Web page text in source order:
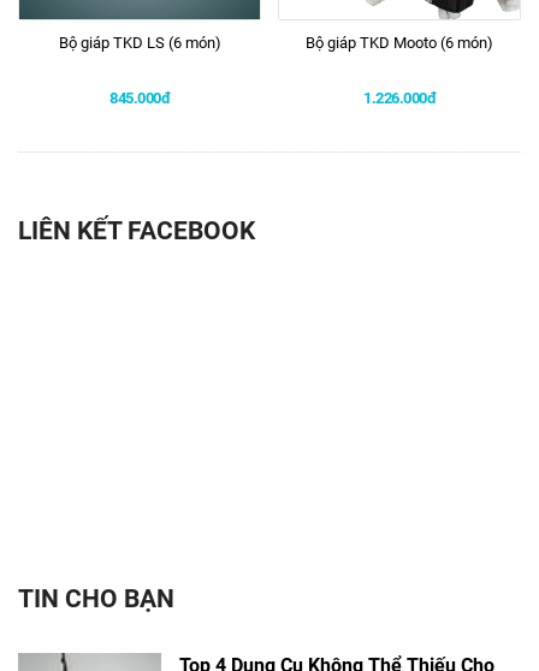
Bộ giáp TKD LS (6 món)
845.000đ
Bộ giáp TKD Mooto (6 món)
1.226.000đ
LIÊN KẾT FACEBOOK
TIN CHO BẠN
Top 4 Dụng Cụ Không Thể Thiếu Cho